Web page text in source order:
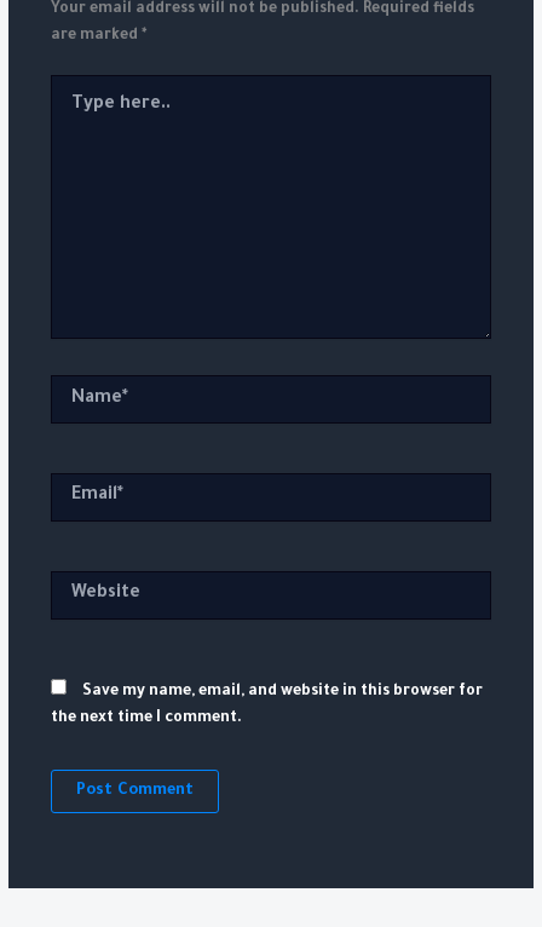
Your email address will not be published. Required fields
are marked *
here..
Name*
Email*
Website
Save my name, email, and website in this browser for
the next time I comment.